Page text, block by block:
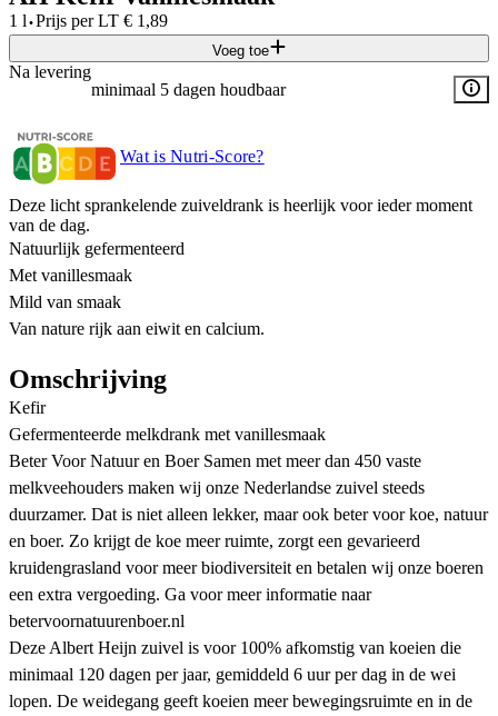
1 l·Prijs per LT € 1,89
Voeg toe
Na levering
minimaal 5 dagen houdbaar
Wat is Nutri-Score?
Deze licht sprankelende zuiveldrank is heerlijk voor ieder moment
van de dag.
Natuurlijk gefermenteerd
Met vanillesmaak
Mild van smaak
Van nature rijk aan eiwit en calcium.
Omschrijving
Kefir
Gefermenteerde melkdrank met vanillesmaak
Beter Voor Natuur en Boer Samen met meer dan 450 vaste
melkveehouders maken wij onze Nederlandse zuivel steeds
duurzamer. Dat is niet alleen lekker, maar ook beter voor koe, natuur
en boer. Zo krijgt de koe meer ruimte, zorgt een gevarieerd
kruidengrasland voor meer biodiversiteit en betalen wij onze boeren
een extra vergoeding. Ga voor meer informatie naar
betervoornatuurenboer.nl
Deze Albert Heijn zuivel is voor 100% afkomstig van koeien die
minimaal 120 dagen per jaar, gemiddeld 6 uur per dag in de wei
lopen. De weidegang geeft koeien meer bewegingsruimte en in de